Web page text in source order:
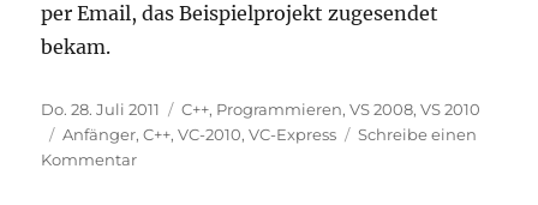
per Email, das Beispielprojekt zugesendet
bekam.
Veröffentlicht
am
Do. 28. Juli 2011 Kategorien
C++, Programmieren,VS 2008,VS 2010
Schlagwörter
Anfänger,C++,VC-2010,VC-Express
Schreibe einen
Kommentarzu